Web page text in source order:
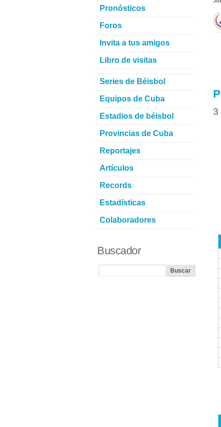
3
Pronósticos
Foros
Invita a tus amigos
Libro de visitas
Series de Béisbol
Equipos de Cuba
Estadios de béisbol
Provincias de Cuba
Reportajes
Artículos
Records
Estadísticas
Colaboradores
Buscador